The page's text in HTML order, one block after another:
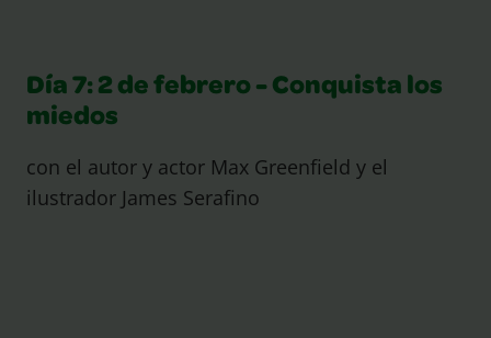
Día 7: 2 de febrero - Conquista los
miedos
con el autor y actor Max Greenfield y el
ilustrador James Serafino